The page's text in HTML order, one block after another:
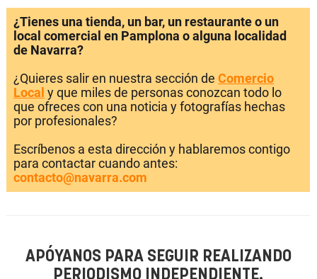
¿Tienes una tienda, un bar, un restaurante o un
local comercial en Pamplona o alguna localidad
de Navarra?
¿Quieres salir en nuestra sección de Comercio
Local y que miles de personas conozcan todo lo
que ofreces con una noticia y fotografías hechas
por profesionales?
Escríbenos a esta dirección y hablaremos contigo
para contactar cuando antes:
contacto@navarra.com
APÓYANOS PARA SEGUIR REALIZANDO
PERIODISMO INDEPENDIENTE.